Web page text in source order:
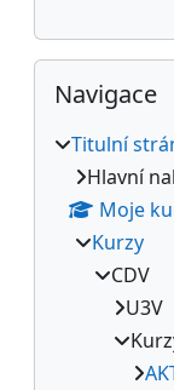
Přeskočit:
Navigace
Titulní
Hlavní
Moje
Kurzy
CDV
U3V